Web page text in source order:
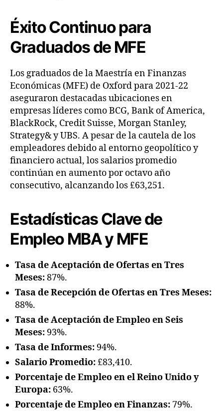
Éxito Continuo para
Graduados de MFE
Los graduados de la Maestría en Finanzas
Económicas (MFE) de Oxford para 2021-22
aseguraron destacadas ubicaciones en
empresas líderes como BCG, Bank of America,
BlackRock, Credit Suisse, Morgan Stanley,
Strategy& y UBS. A pesar de la cautela de los
empleadores debido al entorno geopolítico y
financiero actual, los salarios promedio
continúan en aumento por octavo año
consecutivo, alcanzando los £63,251.
Estadísticas Clave de
Empleo MBA y MFE
Tasa de Aceptación de Ofertas en Tres
Meses:87%.
Tasa de Recepción de Ofertas en Tres Meses:
88%.
Tasa de Aceptación de Empleo en Seis
Meses: 93%.
Tasa de Informes: 94%.
Salario Promedio:£83,410.
Porcentaje de Empleo en el Reino Unido y
Europa: 63%.
Porcentaje de Empleo en Finanzas: 79%.